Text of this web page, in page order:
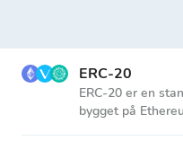
ERC-20
ERC-20 er en
bygget på